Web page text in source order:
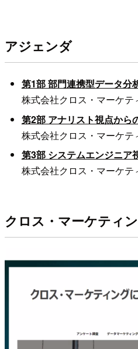
アジェンダ
第1部 部門連携型データ分
株式会社クロス・マーケ
第2部 アナリスト視点から
株式会社クロス・マーケ
第3部 システムエンジニ
株式会社クロス・マーケテ
クロス・マーケティ